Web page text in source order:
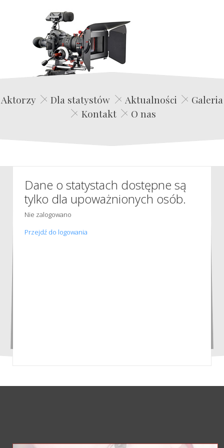
Edwin Film Agencja Aktorska
Aktorzy Dla statystów Aktualności
Galeria
Kontakt
O nas
Dane o statystach dostępne są
tylko dla upoważnionych osób.
Nie zalogowano
Przejdź do logowania